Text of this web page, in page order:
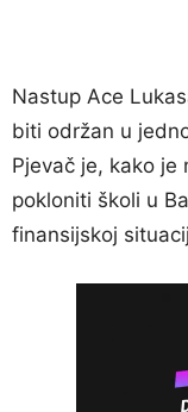
Nastup Ace
biti održan u
Pjevač je, kako je
pokloniti školi u
finansijskoj